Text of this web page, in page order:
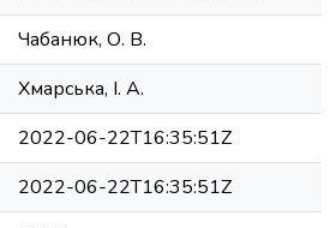
Чабанюк, О. В.
Хмарська, І. А.
2022-06-22T16:35:51Z
2022-06-22T16:35:51Z